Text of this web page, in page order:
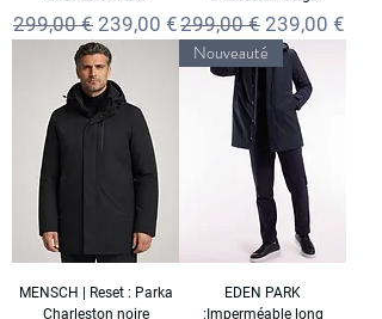
Prix original
299,00 € Prix promotionnel
239,00 €Prix original
299,00 € Prix
239,00 €
MENSCH | Reset : Parka
Charleston noire
Nouveauté
EDEN PARK
:Imperméable long